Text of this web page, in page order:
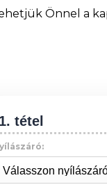
Önnel a
tétel